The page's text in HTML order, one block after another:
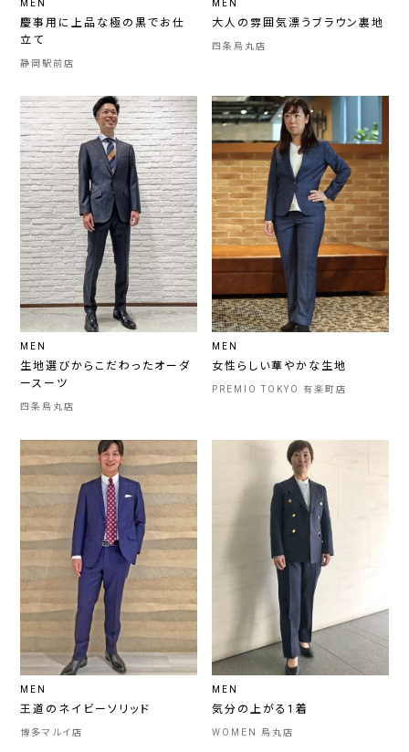
MEN
慶事用に上品な極の黒でお仕
立て
静岡駅前店
MEN
大人の雰囲気漂うブラウン裏地
四条烏丸店
MEN
生地選びからこだわったオーダ
ースーツ
四条烏丸店
MEN
女性らしい華やかな生地
PREMIO TOKYO 有楽町店
MEN
王道のネイビーソリッド
博多マルイ店
MEN
気分の上がる1着
WOMEN 烏丸店